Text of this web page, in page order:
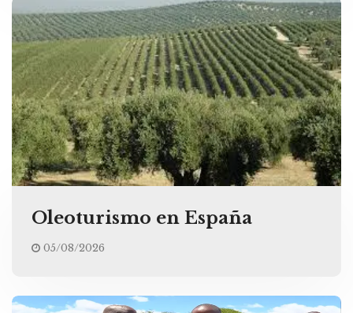
Oleoturismo en España
05/08/2026